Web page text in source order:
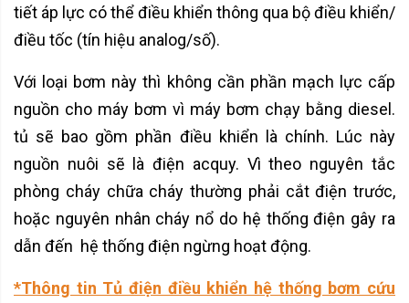
tiết áp lực có thể điều khiển thông qua bộ điều khiển/
điều tốc (tín hiệu analog/số).
Với loại bơm này thì không cần phần mạch lực cấp
nguồn cho máy bơm vì máy bơm chạy bằng diesel.
tủ sẽ bao gồm phần điều khiển là chính. Lúc này
nguồn nuôi sẽ là điện acquy. Vì theo nguyên tắc
phòng cháy chữa cháy thường phải cắt điện trước,
hoặc nguyên nhân cháy nổ do hệ thống điện gây ra
dẫn đến hệ thống điện ngừng hoạt động.
*Thông tin Tủ điện điều khiển hệ thống bơm cứu